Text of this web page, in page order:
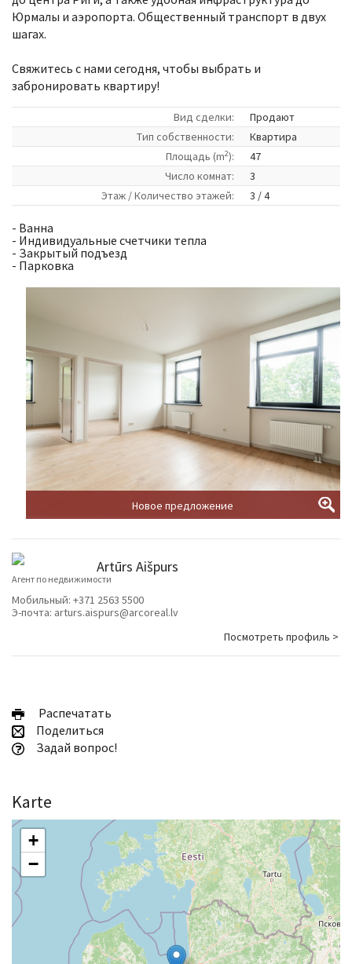
Юрмалы и аэропорта. Общественный транспорт в двух
шагах.
Свяжитесь с нами сегодня, чтобы выбрать и
забронировать квартиру!
Вид сделки:
Продают
Tип собственности:
Квартира
Площадь (m2):
47
Число комнат:
3
Этаж / Количество этажей:
3 / 4
- Ванна
- Индивидуальные счетчики тепла
- Закрытый подъезд
- Парковка
Новое предложение
Artūrs Aišpurs
Агент по недвижимости
Мобильный: +371 2563 5500
Э-почта: arturs.aispurs@arcoreal.lv
Посмотреть профиль >
Pаспечатать
Поделиться
Задай вопрос!
Karte
+
−